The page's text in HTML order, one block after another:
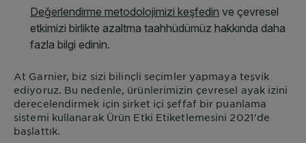
At Garnier, biz sizi bilinçli seçimler yapmaya teşvik
ediyoruz. Bu nedenle, ürünlerimizin çevresel ayak izini
derecelendirmek için şirket içi şeffaf bir puanlama
sistemi kullanarak Ürün Etki Etiketlemesini 2021'de
başlattık.